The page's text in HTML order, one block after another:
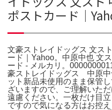
ポストカード｜
文豪ストレイドッグス 文ス
ード｜Yahoo。中原中也 文
ード - メルカリ。
豪ストレイドッグス 中原
ット新品未使用のまま保管
ざいますので、ご理解いた
遠慮ください。一枚だけ目
ですので気になる方はお控